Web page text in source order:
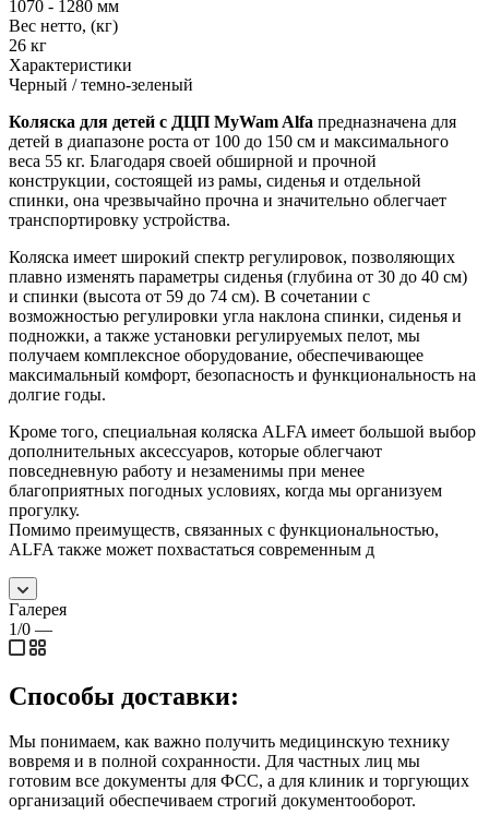
1070 - 1280 мм
Вес нетто, (кг)
26 кг
Характеристики
Черный / темно-зеленый
Коляска для детей с ДЦП MyWam Alfa предназначена для
детей в диапазоне роста от 100 до 150 см и максимального
веса 55 кг. Благодаря своей обширной и прочной
конструкции, состоящей из рамы, сиденья и отдельной
спинки, она чрезвычайно прочна и значительно облегчает
транспортировку устройства.
Коляска имеет широкий спектр регулировок, позволяющих
плавно изменять параметры сиденья (глубина от 30 до 40 см)
и спинки (высота от 59 до 74 см). В сочетании с
возможностью регулировки угла наклона спинки, сиденья и
подножки, а также установки регулируемых пелот, мы
получаем комплексное оборудование, обеспечивающее
максимальный комфорт, безопасность и функциональность на
долгие годы.
Кроме того, специальная коляска ALFA имеет большой выбор
дополнительных аксессуаров, которые облегчают
повседневную работу и незаменимы при менее
благоприятных погодных условиях, когда мы организуем
прогулку.
Помимо преимуществ, связанных с функциональностью,
ALFA также может похвастаться современным д
Галерея
1/0 —
Способы доставки:
Мы понимаем, как важно получить медицинскую технику
вовремя и в полной сохранности. Для частных лиц мы
готовим все документы для ФСС, а для клиник и торгующих
организаций обеспечиваем строгий документооборот.